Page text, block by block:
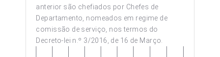
anterior são chefiados por Chefes de
Departamento, nomeados em regime de
comissão de serviço, nos termos do
Decreto-lei n.º 3/2016, de 16 de Março.